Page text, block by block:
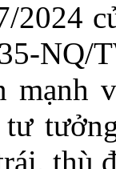
2024
NQ/
mạnh
thù